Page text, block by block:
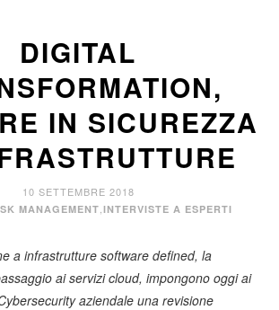
DIGITAL
IN SICUREZZA
10 SETTEMBRE 2018
MANAGEMENT INTERVISTE A ESPERTI
a infrastrutture software defined, la
ai servizi cloud, impongono oggi ai
aziendale una revisione